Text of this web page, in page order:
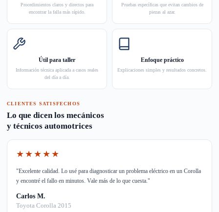
Procedimientos claros y directos para
encontrar la falla más rápido.
Pruebas específicas que evitan cambios de
piezas al azar.
Útil para taller
Información técnica aplicada a casos reales
del día a día.
Enfoque práctico
Explicaciones simples y resultados concretos.
CLIENTES SATISFECHOS
Lo que dicen los mecánicos
y técnicos automotrices
★★★★★
"Excelente calidad. Lo usé para diagnosticar un problema eléctrico en un Corolla
y encontré el fallo en minutos. Vale más de lo que cuesta."
Carlos M.
Toyota Corolla 2015